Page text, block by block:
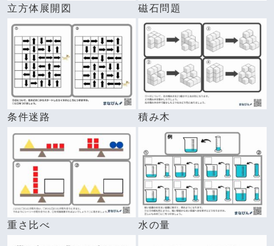
立方体展開図 磁石問題
条件迷路 積み木
重さ比べ 水の量